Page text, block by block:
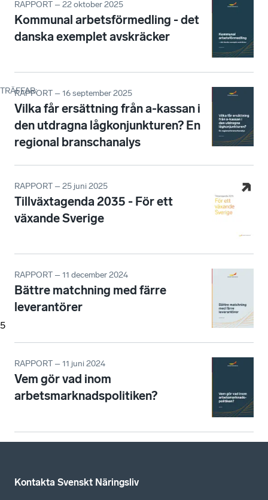
TRÄFFAR:
5
RAPPORT – 22 oktober 2025
Kommunal arbetsförmedling - det
danska exemplet avskräcker
RAPPORT – 16 september 2025
Vilka får ersättning från a-kassan i
den utdragna lågkonjunkturen? En
regional branschanalys
RAPPORT – 25 juni 2025
Tillväxtagenda 2035 - För ett
växande Sverige
RAPPORT – 11 december 2024
Bättre matchning med färre
leverantörer
RAPPORT – 11 juni 2024
Vem gör vad inom
arbetsmarknadspolitiken?
Kontakta Svenskt Näringsliv